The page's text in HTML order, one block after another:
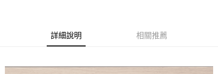
詳細說明 相關推薦